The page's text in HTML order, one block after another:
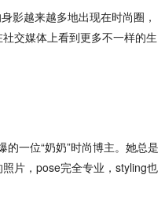
影越来越多地出现在时尚圈，
交媒体上看到更多不一样的生
一位“奶奶”时尚博主。她总是
片，pose完全专业，styling也